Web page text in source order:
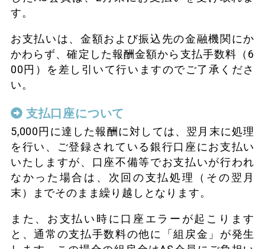
す。
お支払いは、金額および振込先の金融機関にか
かわらず、確定した報酬金額から支払手数料（6
00円）を差し引いて行いますのでご了承くださ
い。
支払口座について
5,000円に達した報酬に対しては、翌月末に処理
を行い、ご登録されている銀行口座にお支払い
いたしますが、口座不備等でお支払いが行われ
なかった場合は、次回の支払処理（その翌月
末）までそのまま繰り越しとなります。
また、お支払い時に口座エラーが起こります
と、通常の支払手数料の他に「組戻金」が発生